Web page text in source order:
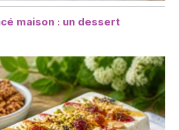
maison : un dessert